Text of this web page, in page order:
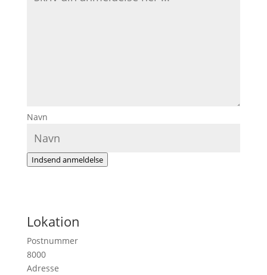
Navn
Indsend anmeldelse
Lokation
Postnummer
8000
Adresse